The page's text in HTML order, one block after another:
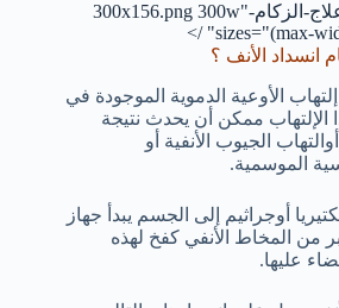
content/uploads/2015/11/علاج-الزكام-300x156.png 300w"
sizes="(max-
انسداد الأنف ؟
الأوعية الدموية الموجودة في
الإلتهاب ممكن أن يحدث نتيجة
أوالتهاب الجيوب الأنفية أو
الموسمية.
أوجراثيم إلى الجسم يبدأ جهاز
من المخاط الأنفي كفخ لهذه
عليها.